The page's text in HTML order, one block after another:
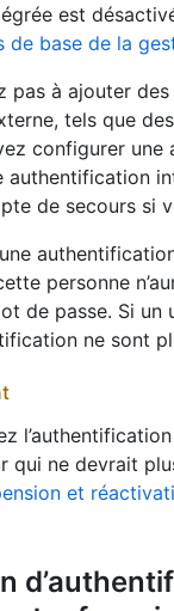
est
de base de la
pas à ajouter
tels que
configurer
authentification
de secours si
personne
de passe. Si un
ne sont
qui ne devrait
et